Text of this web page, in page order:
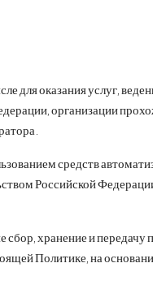
оказания услуг,
организации
средств
Российской
хранение и передачу
Политике, на